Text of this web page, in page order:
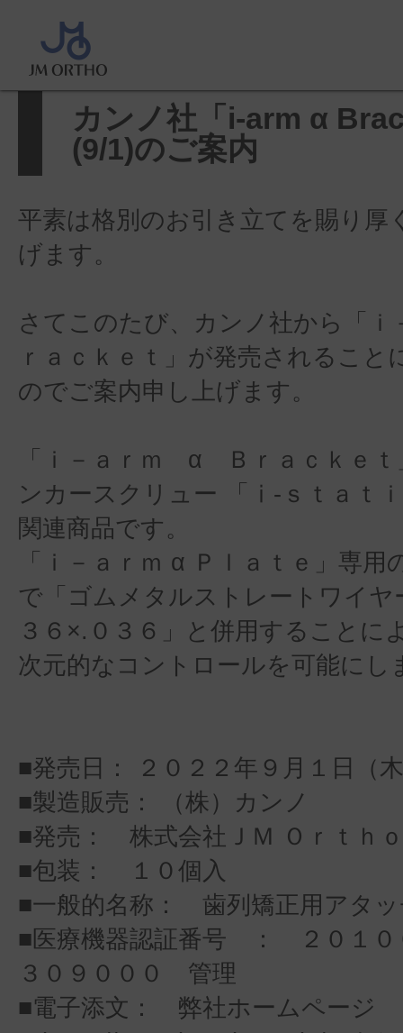
ホーム
α Bracket」発売(9/1)のご案内
カンノ社「i-arm α
(9/1)のご案内
平素は格別のお引き立てを賜り厚
げます。
さてこのたび、カンノ社から「ｉ
ｒａｃｋｅｔ」が発売されること
のでご案内申し上げます。
「ｉ－ａｒｍ α Ｂｒａｃｋｅｔ
ンカースクリュー 「ⅰ-ｓｔａｔ
関連商品です。
「ｉ－ａｒｍ α Ｐｌａｔｅ」専用
で「ゴムメタルストレートワイヤ
３６×.０３６」と併用することに
次元的なコントロールを可能にし
■発売日： ２０２２年９月１日（
■製造販売： （株）カンノ
■発売： 株式会社ＪＭ Ｏｒｔｈｏ
■包装： １０個入
■一般的名称： 歯列矯正用アタ
■医療機器認証番号 ： ２０１０
３０９０００ 管理
■電子添文： 弊社ホームページ